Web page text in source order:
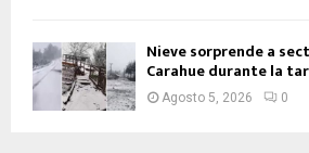
Nieve sorprende a
Carahue durante la
Agosto 5, 2026 0